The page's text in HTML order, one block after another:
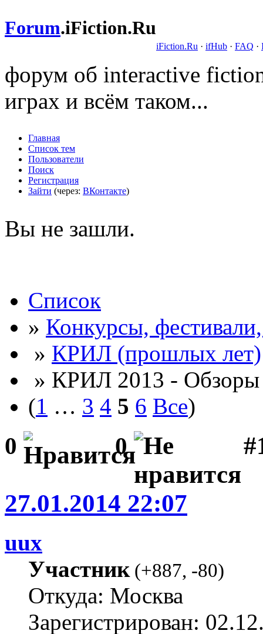
Forum.iFiction.Ru
iFiction.Ru · ifHub · FAQ ·
форум об interactive
играх и всём таком...
Главная
Список тем
Пользователи
Поиск
Регистрация
Зайти (через: ВКонтакте)
Вы не зашли.
Список
» Конкурсы,
» КРИЛ (прошлых лет)
» КРИЛ 2013 - Обзоры
(1 … 3 4 5 6 Все)
0 0
27.01.2014 22:07
uux
Участник(+887, -80)
Откуда: Москва
Зарегистрирован: